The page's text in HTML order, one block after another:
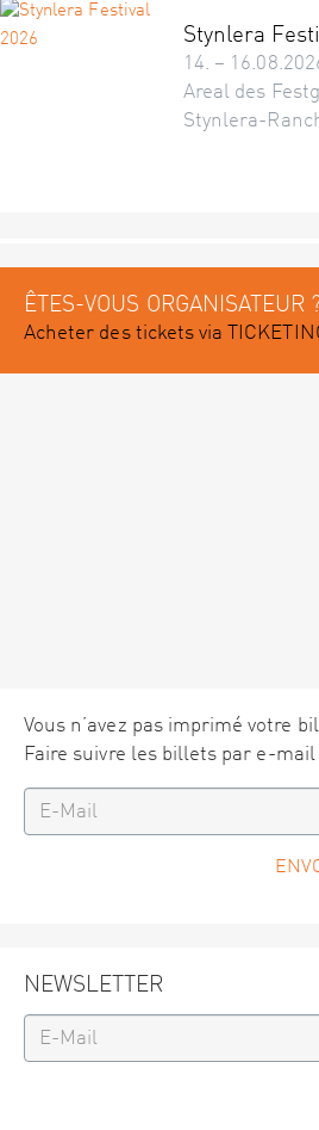
Stynlera
14. –
Areal des
Stynlera-
ÊTES-VOUS ORGANISATEUR
Acheter des tickets via
Vous n’avez pas imprimé votre
Faire suivre les billets par e-mail
NEWSLETTER